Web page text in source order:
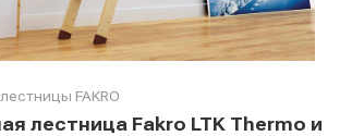
FAKRO
лестница Fakro LTK Thermo и